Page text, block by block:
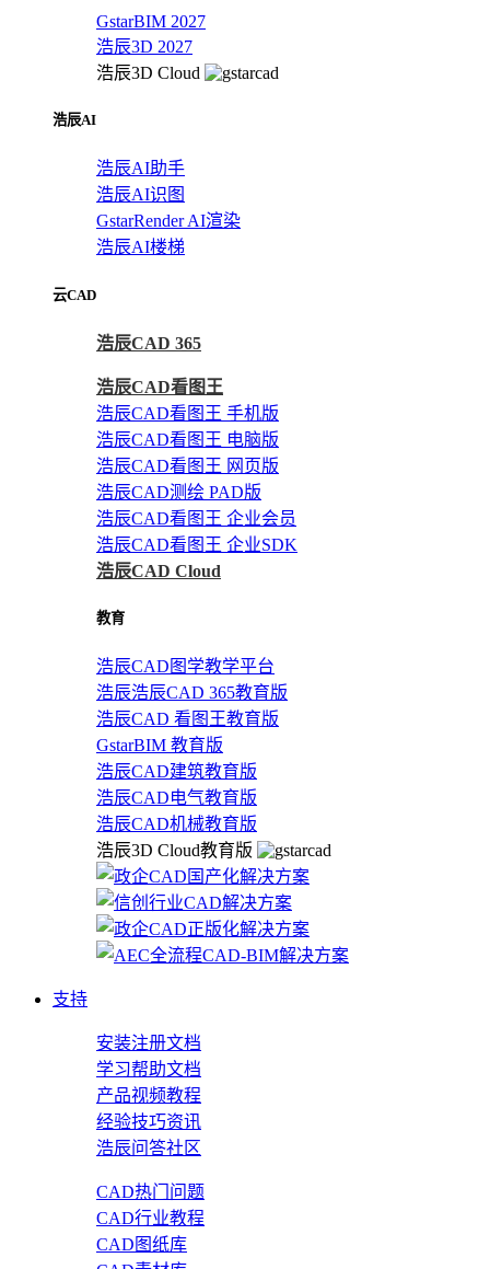
GstarBIM 2027
浩辰3D 2027
浩辰3D Cloud
浩辰AI
浩辰AI助手
浩辰AI识图
GstarRender AI渲染
浩辰AI楼梯
云CAD
浩辰CAD 365
浩辰CAD看图王
浩辰CAD看图王 手机版
浩辰CAD看图王 电脑版
浩辰CAD看图王 网页版
浩辰CAD测绘 PAD版
浩辰CAD看图王 企业会员
浩辰CAD看图王 企业SDK
浩辰CAD Cloud
教育
浩辰CAD图学教学平台
浩辰浩辰CAD 365教育版
浩辰CAD 看图王教育版
GstarBIM 教育版
浩辰CAD建筑教育版
浩辰CAD电气教育版
浩辰CAD机械教育版
浩辰3D Cloud教育版
支持
安装注册文档
学习帮助文档
产品视频教程
经验技巧资讯
浩辰问答社区
CAD热门问题
CAD行业教程
CAD图纸库